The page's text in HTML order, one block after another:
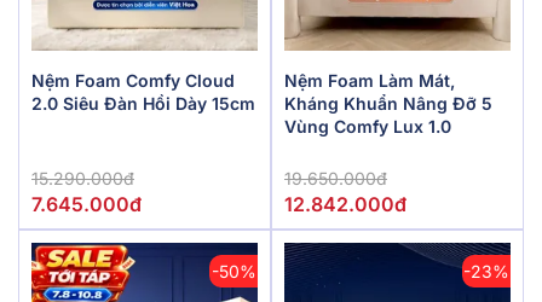
Nệm Foam Comfy Cloud
2.0 Siêu Đàn Hồi Dày 15cm
15.290.000đ
7.645.000đ
Nệm Foam Làm Mát,
Kháng Khuẩn Nâng Đỡ 5
Vùng Comfy Lux 1.0
19.650.000đ
12.842.000đ
-50% -23%